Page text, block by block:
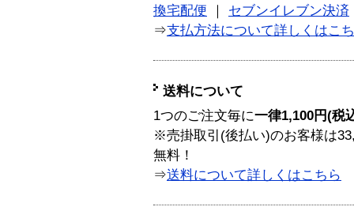
換宅配便
セブンイレブン決済
⇒支払方法について詳しくはこ
送料について
1つのご注文毎に一律1,100円(税
※売掛取引(後払い)のお客様は
無料！
⇒送料について詳しくはこちら